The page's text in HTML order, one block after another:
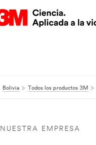
Bolivia Todos los productos 3M
NUESTRA EMPRESA